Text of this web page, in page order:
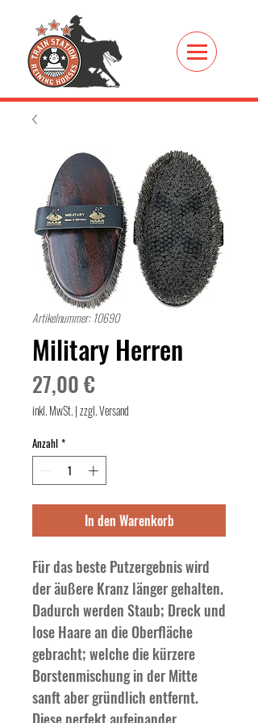
Artikelnummer: 10690
Military Herren
27,00 €
inkl. MwSt.|zzgl. Versand
Anzahl *
In den Warenkorb
Für das beste Putzergebnis wird
der äußere Kranz länger gehalten.
Dadurch werden Staub; Dreck und
lose Haare an die Oberfläche
gebracht; welche die kürzere
Borstenmischung in der Mitte
sanft aber gründlich entfernt.
Diese perfekt aufeinander